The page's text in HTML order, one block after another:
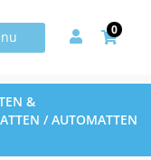
0
&
/ AUTOMATTEN